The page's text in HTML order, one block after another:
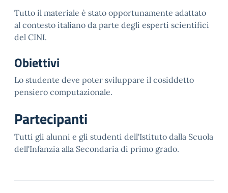
Tutto il materiale è stato opportunamente adattato
al contesto italiano da parte degli esperti scientifici
del CINI.
Obiettivi
Lo studente deve poter sviluppare il cosiddetto
pensiero computazionale.
Partecipanti
Tutti gli alunni e gli studenti dell'Istituto dalla Scuola
dell'Infanzia alla Secondaria di primo grado.